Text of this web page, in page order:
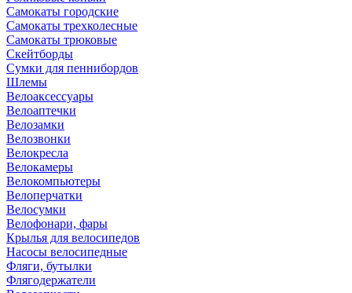
Самокаты городские
Самокаты трехколесные
Самокаты трюковые
Скейтборды
Сумки для пеннибордов
Шлемы
Велоаксессуары
Велоаптечки
Велозамки
Велозвонки
Велокресла
Велокамеры
Велокомпьютеры
Велоперчатки
Велосумки
Велофонари, фары
Крылья для велосипедов
Насосы велосипедные
Фляги, бутылки
Флягодержатели